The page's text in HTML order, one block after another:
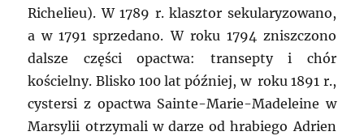
Richelieu). W 1789 r. klasztor sekularyzowano,
a w 1791 sprzedano. W roku 1794 zniszczono
dalsze części opactwa: transepty i chór
kościelny. Blisko 100 lat później, w roku 1891 r.,
cystersi z opactwa Sainte-Marie-Madeleine w
Marsylii otrzymali w darze od hrabiego Adrien